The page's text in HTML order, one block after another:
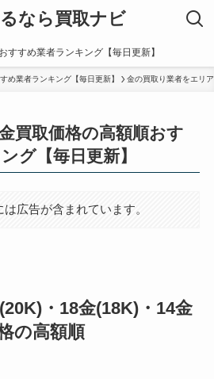
なら買取ナビ
すすめ業者ランキング【毎日更新】
め業者ランキング【毎日更新】 金の買取り業者をエリ
買取価格の高額順おす
グ【毎日更新】
広告が含まれています。
・18金(18K)・14金
の高額順